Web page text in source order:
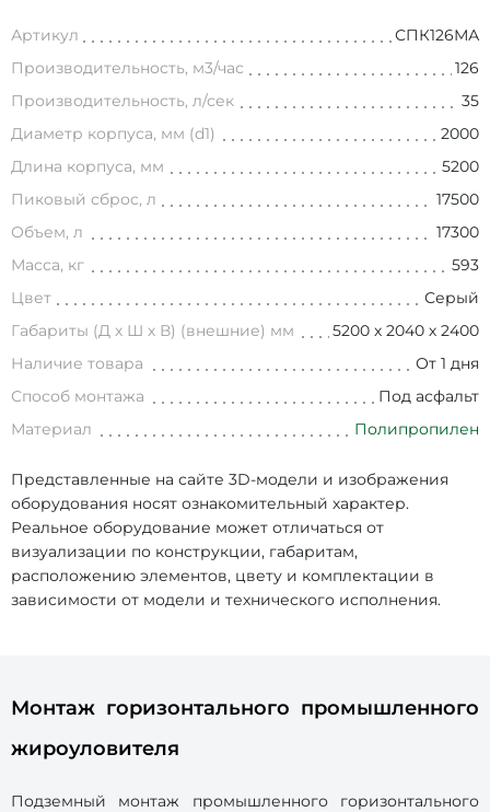
Артикул
СПК126МА
Производительность, м3/час
126
Производительность, л/сек
35
Диаметр корпуса, мм (d1)
2000
Длина корпуса, мм
5200
Пиковый сброс, л
17500
Объем, л
17300
Масса, кг
593
Цвет
Серый
Габариты (Д х Ш х В) (внешние) мм
5200 х 2040 х 2400
Наличие товара
От 1 дня
Способ монтажа
Под асфальт
Материал
Полипропилен
Представленные на сайте 3D-модели и изображения
оборудования носят ознакомительный характер.
Реальное оборудование может отличаться от
визуализации по конструкции, габаритам,
расположению элементов, цвету и комплектации в
зависимости от модели и технического исполнения.
Монтаж горизонтального промышленного
жироуловителя
Подземный монтаж промышленного горизонтального